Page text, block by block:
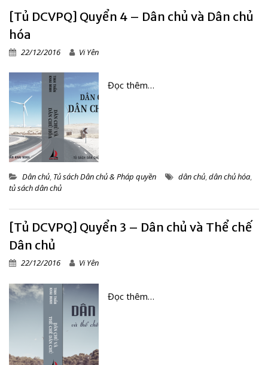
[Tủ DCVPQ] Quyển 4 – Dân chủ và Dân chủ
hóa
22/12/2016 Vi Yên
Đọc thêm…
Dân chủ, Tủ sách Dân chủ & Pháp quyền dân chủ,dân chủ hóa,
tủ sách dân chủ
[Tủ DCVPQ] Quyển 3 – Dân chủ và Thể chế
Dân chủ
22/12/2016 Vi Yên
Đọc thêm…